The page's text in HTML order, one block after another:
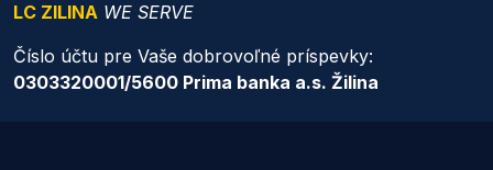
LC ZILINA WE SERVE
Číslo účtu pre Vaše dobrovoľné príspevky:
0303320001/5600 Prima banka a.s. Žilina